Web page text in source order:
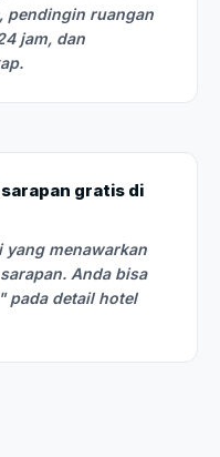
pendingin ruangan
jam, dan
gratis di
yang menawarkan
Anda bisa
pada detail hotel